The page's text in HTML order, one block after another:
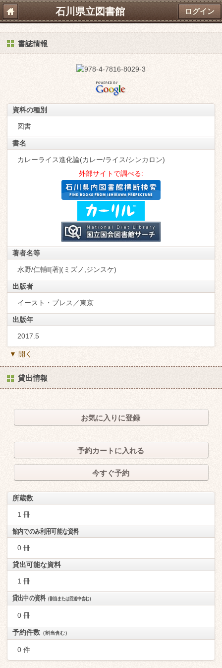
石川県立図書館 ログイン
書誌情報
資料の種別
図書
書名
カレーライス進化論(カレー/ライス/シンカロン)
外部サイトで調べる:
著者名等
水野/仁輔‖[著](ミズノ,ジンスケ)
出版者
イースト・プレス／東京
出版年
2017.5
▼ 開く
貸出情報
お気に入りに登録
予約カートに入れる
今すぐ予約
所蔵数
1 冊
館内でのみ利用可能な資料
0 冊
貸出可能な資料
1 冊
貸出中の資料（割当または回送中含む）
0 冊
予約件数 （割当含む）
0 件